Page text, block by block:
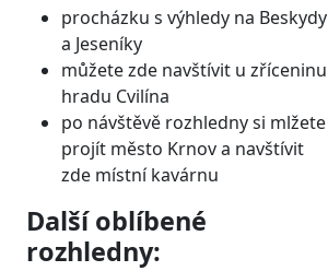
procházku s výhledy na Beskydy
a Jeseníky
můžete zde navštívit u zříceninu
hradu Cvilína
po návštěvě rozhledny si mlžete
projít město Krnov a navštívit
zde místní kavárnu
Další oblíbené
rozhledny: